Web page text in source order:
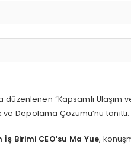
düzenlenen “Kapsamlı Ulaşım
Depolama Çözümü’nü tanıttı.
İş Birimi CEO’su Ma Yue,